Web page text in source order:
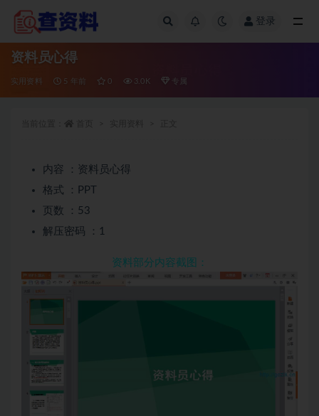
登录
资料员心得
实用资料 5 年前 0 3.0K 专属
内容 ：资料员心得
格式 ：PPT
页数 ：53
解压密码 ：1
资料部分内容截图：